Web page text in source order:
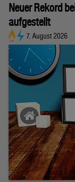
Neuer Rekord
aufgestellt
7. August 2026